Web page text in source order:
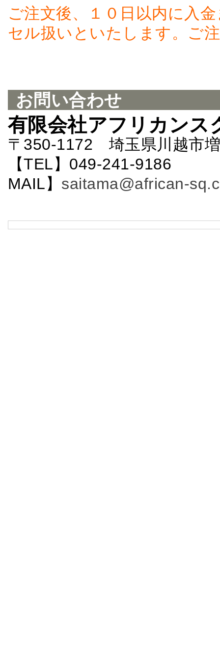
ご注文後、１０日以内に入
セル扱いといたします。ご
お問い合わせ
有限会社アフリカンス
〒350-1172 埼玉県川越市
【TEL】049-241-
MAIL】 saitama@african-